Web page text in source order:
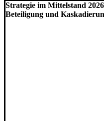
Strategie im Mittelstand
Beteiligung und